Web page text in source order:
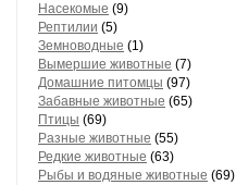
Насекомые (9)
Рептилии (5)
Земноводные (1)
Вымершие животные (7)
Домашние питомцы (97)
Забавные животные (65)
Птицы (69)
Разные животные (55)
Редкие животные (63)
Рыбы и водяные животные (69)